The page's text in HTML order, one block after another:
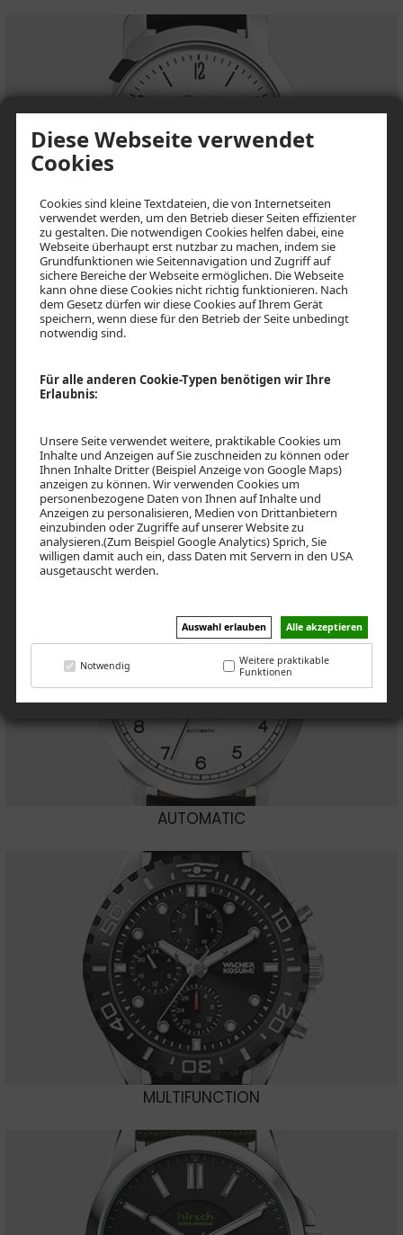
BUDGET
LADIES
AUTOMATIC
MULTIFUNCTION
Diese Webseite verwendet
Cookies
Cookies sind kleine Textdateien, die von Internetseiten
verwendet werden, um den Betrieb dieser Seiten effizienter
zu gestalten. Die notwendigen Cookies helfen dabei, eine
Webseite überhaupt erst nutzbar zu machen, indem sie
Grundfunktionen wie Seitennavigation und Zugriff auf
sichere Bereiche der Webseite ermöglichen. Die Webseite
kann ohne diese Cookies nicht richtig funktionieren. Nach
dem Gesetz dürfen wir diese Cookies auf Ihrem Gerät
speichern, wenn diese für den Betrieb der Seite unbedingt
notwendig sind.
Für alle anderen Cookie-Typen benötigen wir Ihre
Erlaubnis:
Unsere Seite verwendet weitere, praktikable Cookies um
Inhalte und Anzeigen auf Sie zuschneiden zu können oder
Ihnen Inhalte Dritter (Beispiel Anzeige von Google Maps)
anzeigen zu können. Wir verwenden Cookies um
personenbezogene Daten von Ihnen auf Inhalte und
Anzeigen zu personalisieren, Medien von Drittanbietern
einzubinden oder Zugriffe auf unserer Website zu
analysieren.(Zum Beispiel Google Analytics) Sprich, Sie
willigen damit auch ein, dass Daten mit Servern in den USA
ausgetauscht werden.
Auswahl erlauben Alle akzeptieren
Notwendig
Weitere praktikable
Funktionen